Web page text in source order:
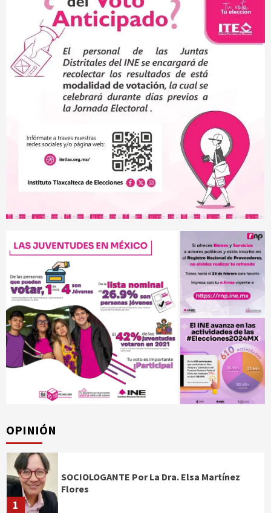
OPINIÓN
1
SOCIOLOGANTE Por La Dra. Elsa Martínez
Flores